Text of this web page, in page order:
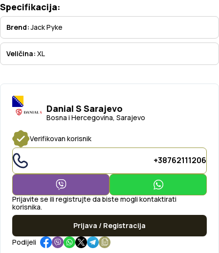
Danial S Sarajevo
Bosna i Hercegovina, Sarajevo
Verifikovan korisnik
+38762111206
Prijavite se ili registrujte da biste mogli kontaktirati
korisnika.
Prijava / Registracija
Podijeli
Specifikacija:
Brend:Jack Pyke
Veličina: XL